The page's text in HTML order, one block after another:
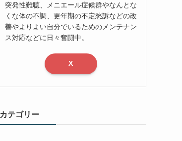
突発性難聴、メニエール症候群やなんとな
くな体の不調、更年期の不定愁訴などの改
善やよりよい自分でいるためのメンテナン
ス対応などに日々奮闘中。
X
カテゴリー